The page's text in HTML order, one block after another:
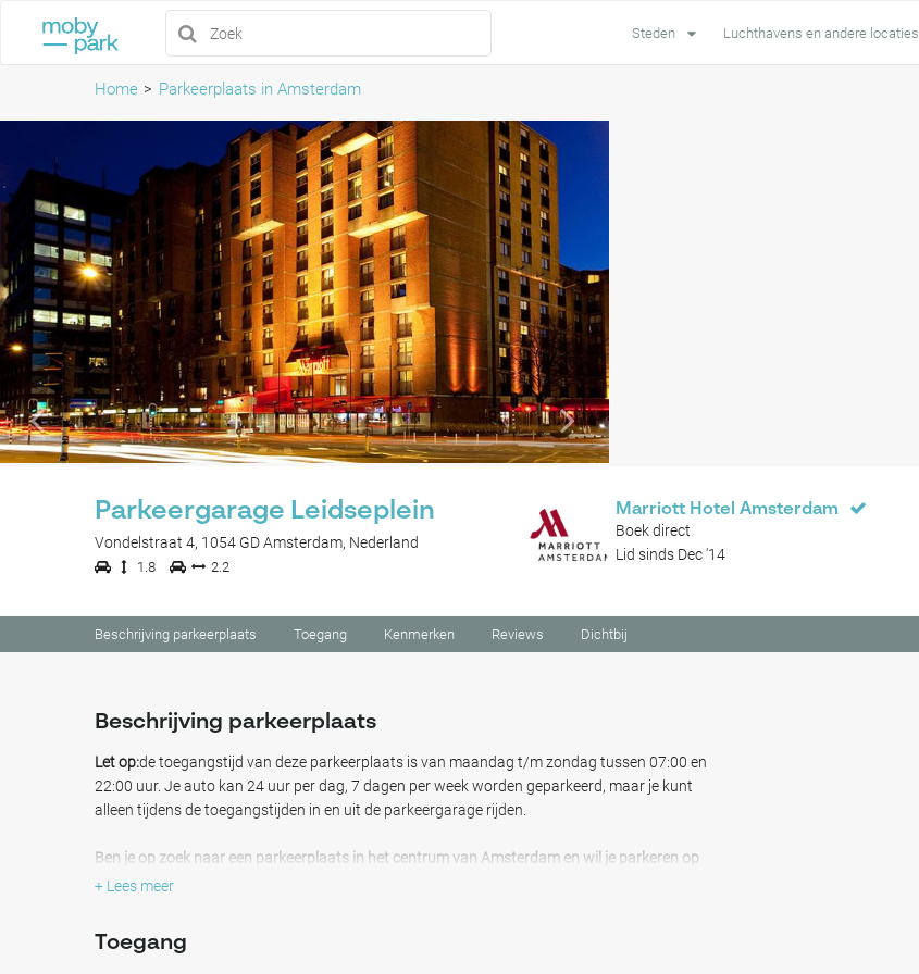
Steden Luchthavens en andere locaties
Home Parkeerplaats in Amsterdam
Parkeergarage Leidseplein
Vondelstraat 4, 1054 GD Amsterdam, Nederland
1.8 2.2
Marriott Hotel Amsterdam
Boek direct
Lid sinds Dec '14
Beschrijving parkeerplaats Toegang Kenmerken Reviews Dichtbij
Beschrijving parkeerplaats
Let op:de toegangstijd van deze parkeerplaats is van maandag t/m zondag tussen 07:00 en
22:00 uur. Je auto kan 24 uur per dag, 7 dagen per week worden geparkeerd, maar je kunt
alleen tijdens de toegangstijden in en uit de parkeergarage rijden.
Ben je op zoek naar een parkeerplaats in het centrum van Amsterdam en wil je parkeren op
het Leidseplein?
portier je nu naar jouw parkeerplek en houdt daarna veilig jouw sleutels in bewaring. Daarna
+ Lees meer
Toegang